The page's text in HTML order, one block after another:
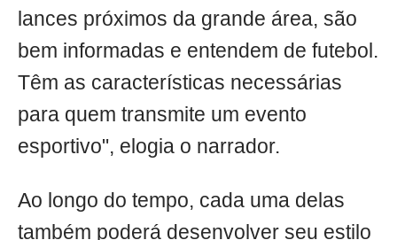
lances próximos da grande área, são
bem informadas e entendem de futebol.
Têm as características necessárias
para quem transmite um evento
esportivo", elogia o narrador.
Ao longo do tempo, cada uma delas
também poderá desenvolver seu estilo